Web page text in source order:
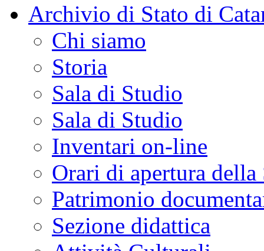
Archivio di Stato di
Chi siamo
Storia
Sala di Studio
Sala di Studio
Inventari on-line
Orari di apertura
Patrimonio
Sezione didattica